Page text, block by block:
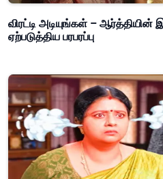
விரட்டி அடியுங்கள் – ஆர்த்தியின்
ஏற்படுத்திய பரபரப்பு